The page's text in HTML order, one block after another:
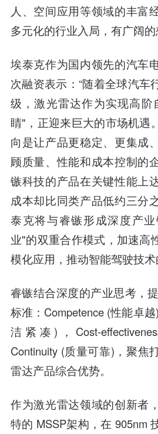
人、空间应用等领域的丰富
多元化的行业入局，有广阔的
埃泰克作为国内领先的汽车
次融资表示：“随着全球汽车
级，激光雷达作为实现高阶
睛"，正迎来巨大的市场机遇
向是让产品更稳定、更集成
顾质量、性能和成本控制的
镞科技的产品在关键性能上
成本却比同类产品低约三分
泰克将与睿镞形成深度产
业"的双重合作模式，加速高
模化应用，推动智能驾驶技术
睿镞结合深度的产业思考，
标准：Competence (性能卓
洁紧凑)，Cost-
Continuity (质量可靠)，聚焦
雷达产品综合优势。
作为激光雷达领域的创新者
特的 MSSP架构，在 905nm